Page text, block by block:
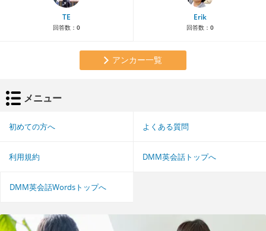
TE
回答数： 0
Erik
回答数： 0
アンカー一覧
メニュー
初めての方へ よくある質問
利用規約 DMM英会話トップへ
DMM英会話Wordsトップへ